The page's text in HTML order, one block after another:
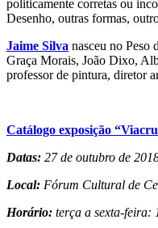
politicamente corretas ou
Desenho, outras formas,
Jaime Silva nasceu no Peso
Graça Morais, João Dixo,
professor de pintura, diretor
Catálogo exposição
Datas: 27 de outubro de
Local: Fórum Cultural de
Horário: terça a sexta-feira: